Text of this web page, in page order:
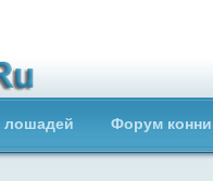
лошадей Форум